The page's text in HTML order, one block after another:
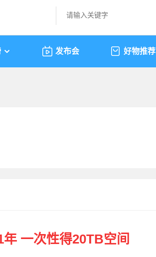
发布会 好物推荐
一次性得20TB空间